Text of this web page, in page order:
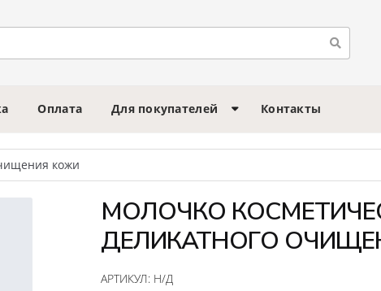
Оплата Для покупателей Контакты
кожи
МОЛОЧКО
ДЕЛИКАТНОГО
АРТИКУЛ: Н/Д